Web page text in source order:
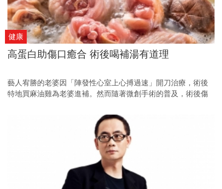
健康
高蛋白助傷口癒合 術後喝補湯有道理
藝人宥勝的老婆因「陣發性心室上心搏過速」開刀治療，術後
特地買麻油雞為老婆進補。然而隨著微創手術的普及，術後傷